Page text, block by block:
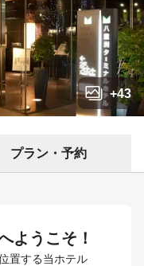
+43
プラン・予約
ようこそ！
置する当ホテル